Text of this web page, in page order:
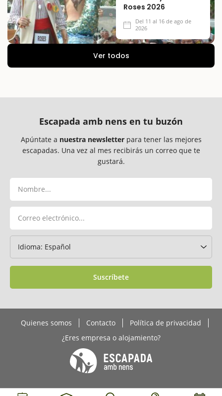
Roses 2026
Del 11 al 16 de ago de
2026
Ver todos
Escapada amb nens en tu buzón
Apúntate a nuestra newsletterpara tener las mejores
escapadas. Una vez al mes recibirás un correo que te
gustará.
Suscríbete
Quienes somos Contacto
Política de privacidad
¿Eres empresa o alojamiento?